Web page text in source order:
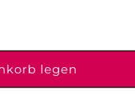
legen